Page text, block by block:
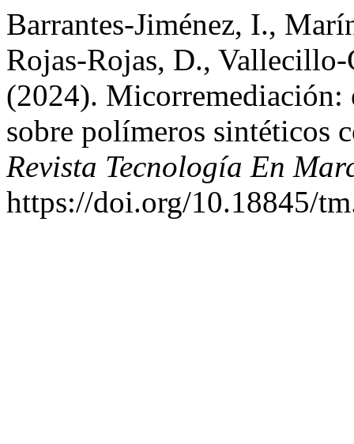
Barrantes-Jiménez, I.,
Rojas-Rojas, D.,
(2024). Micorremediación:
sobre polímeros sintéticos
Revista Tecnología En
https://doi.org/10.18845/